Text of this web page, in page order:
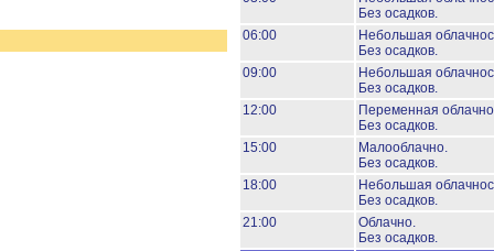
Без осадков.
06:00
Небольшая
Без осадков.
09:00
Небольшая
Без осадков.
12:00
Переменная
Без осадков.
15:00
Малооблачно.
Без осадков.
18:00
Небольшая
Без осадков.
21:00
Облачно.
Без осадков.